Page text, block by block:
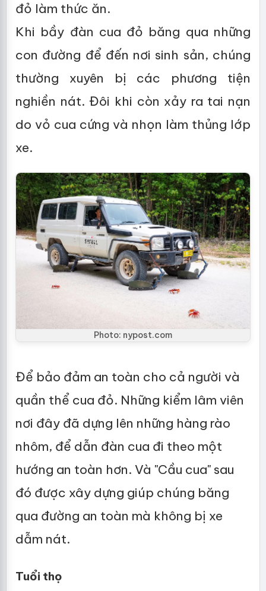
đỏ làm thức ăn.
Khi bầy đàn cua đỏ băng qua những
con đường để đến nơi sinh sản, chúng
thường xuyên bị các phương tiện
nghiền nát. Đôi khi còn xảy ra tai nạn
do vỏ cua cứng và nhọn làm thủng lớp
xe.
Photo: nypost.com
Để bảo đảm an toàn cho cả người và
quần thể cua đỏ. Những kiểm lâm viên
nơi đây đã dựng lên những hàng rào
nhôm, để dẫn đàn cua đi theo một
hướng an toàn hơn. Và "Cầu cua" sau
đó được xây dựng giúp chúng băng
qua đường an toàn mà không bị xe
dẫm nát.
Tuổi thọ